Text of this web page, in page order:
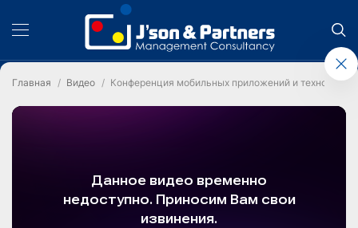
Главная Видео Конференция мобильных приложений и